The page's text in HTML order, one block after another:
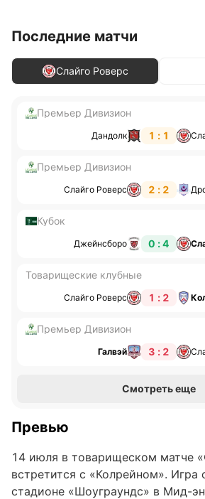
Последние матчи
Слайго Роверс
Премьер Дивизион
Дандолк 1 : 1
Премьер Дивизион
Слайго Роверс 2 : 2
Кубок
Джейнсборо 0 : 4
Товарищеские клубные
Слайго Роверс 1 : 2
Премьер Дивизион
Галвэй 3 : 2
Смотреть еще
Превью
14 июля в товарищеском матче
встретится с «Колрейном». Игра
стадионе «Шоуграундс» в Мид-